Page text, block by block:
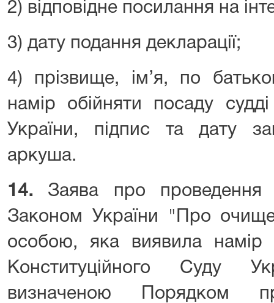
2) відповідне посилання на
3) дату подання декларації;
4) прізвище, ім’я, по
намір обійняти посаду
України, підпис та дату
аркуша.
14. Заява про проведення
Законом України "Про
особою, яка виявила намір
Конституційного Суду
визначеною Порядком